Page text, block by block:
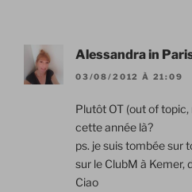
Alessandra in
03/08/2012 À 21:09
Plutôt OT (out of
cette année là?
ps. je suis tombée sur
sur le ClubM à Kemer,
Ciao